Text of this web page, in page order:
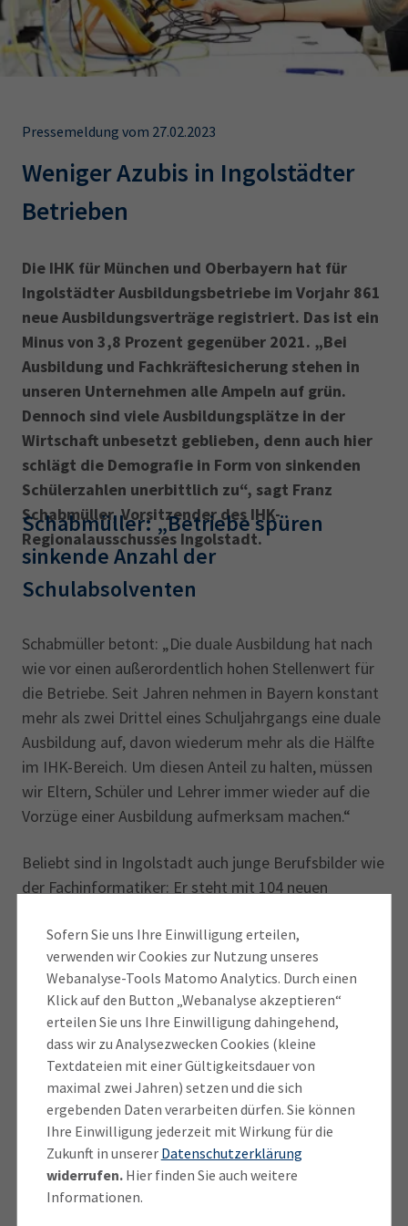
Leichte Sprache
IHK regional
Karriere
Presse
EN
IHK Akademie
Magazin Log-in
AdA
34d
Prüfungstermine
Wirtschaftsfachwirt
34f
Negativerklärung
Sachkundeprüfung
AEVO
Sofern Sie uns Ihre Einwilligung erteilen,
verwenden wir Cookies zur Nutzung unseres
Webanalyse-Tools Matomo Analytics. Durch einen
Klick auf den Button „Webanalyse akzeptieren“
erteilen Sie uns Ihre Einwilligung dahingehend,
dass wir zu Analysezwecken Cookies (kleine
Textdateien mit einer Gültigkeitsdauer von
maximal zwei Jahren) setzen und die sich
ergebenden Daten verarbeiten dürfen. Sie können
Ihre Einwilligung jederzeit mit Wirkung für die
Zukunft in unserer Datenschutzerklärung
widerrufen.Hier finden Sie auch weitere
Informationen.
Pressemeldung vom 27.02.2023
Weniger Azubis in Ingolstädter
Betrieben
Die IHK für München und Oberbayern hat für
Ingolstädter Ausbildungs­betriebe im Vorjahr 861
neue Ausbildungsverträge registriert. Das ist ein
Minus von 3,8 Prozent gegenüber 2021. „Bei
Ausbildung und Fachkräftesicherung stehen in
unseren Unternehmen alle Ampeln auf grün.
Dennoch sind viele Ausbildungsplätze in der
Wirtschaft unbesetzt geblieben, denn auch hier
schlägt die Demografie in Form von sinkenden
Schülerzahlen unerbittlich zu“, sagt Franz
Schabmüller, Vorsitzender des IHK-
Regionalausschusses Ingolstadt.
Schabmüller: „Betriebe spüren
sinkende Anzahl der
Schulabsolventen
Schabmüller betont: „Die duale Ausbildung hat nach
wie vor einen außerordentlich hohen Stellenwert für
die Betriebe. Seit Jahren nehmen in Bayern konstant
mehr als zwei Drittel eines Schuljahrgangs eine duale
Ausbildung auf, davon wiederum mehr als die Hälfte
im IHK-Bereich. Um diesen Anteil zu halten, müssen
wir Eltern, Schüler und Lehrer immer wieder auf die
Vorzüge einer Ausbildung aufmerksam machen.“
Beliebt sind in Ingolstadt auch junge Berufsbilder wie
der Fachinformatiker: Er steht mit 104 neuen
gefragtesten IHK-Berufe. Auf Platz zwei liegt der
Fertigungsmechaniker, gefolgt vom
Kraftfahrzeugmechatroniker, den Kaufleuten für
Büromanagement und den Mechatronikern.
Insgesamt gibt es in Ingolstadt mehr als 70
verschiedene IHK-Berufe, in denen Jugendliche
derzeit eine Ausbildung absolvieren.
Gerade kleinere Betriebe haben angesichts der
sinkenden Schülerzahlen jedoch Schwierigkeiten,
Auszubildende zu finden. Dadurch sinkt auch die Zahl
der ausbilden­den IHK-Mitgliedsbetriebe: Sie lag Ende